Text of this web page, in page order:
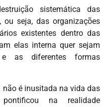
sistemática das
ou seja, das organizações
existentes dentro das
elas interna quer sejam
as diferentes formas
não é inusitada na vida das
na realidade